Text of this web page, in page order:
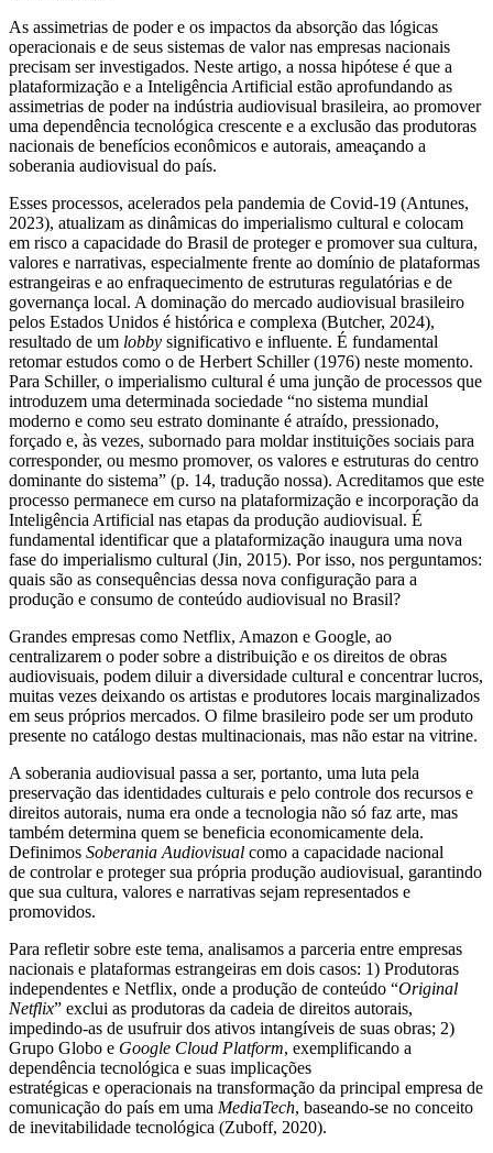
As assimetrias de poder e os impactos da absorção das lógicas
operacionais e de seus sistemas de valor nas empresas nacionais
precisam ser investigados. Neste artigo, a nossa hipótese é que a
plataformização e a Inteligência Artificial estão aprofundando as
assimetrias de poder na indústria audiovisual brasileira, ao promover
uma dependência tecnológica crescente e a exclusão das produtoras
nacionais de benefícios econômicos e autorais, ameaçando a
soberania audiovisual do país.
Esses processos, acelerados pela pandemia de Covid-19 (Antunes,
2023), atualizam as dinâmicas do imperialismo cultural e colocam
em risco a capacidade do Brasil de proteger e promover sua cultura,
valores e narrativas, especialmente frente ao domínio de plataformas
estrangeiras e ao enfraquecimento de estruturas regulatórias e de
governança local. A dominação do mercado audiovisual brasileiro
pelos Estados Unidos é histórica e complexa (Butcher, 2024),
resultado de um lobby significativo e influente. É fundamental
retomar estudos como o de Herbert Schiller (1976) neste momento.
Para Schiller, o imperialismo cultural é uma junção de processos que
introduzem uma determinada sociedade “no sistema mundial
moderno e como seu estrato dominante é atraído, pressionado,
forçado e, às vezes, subornado para moldar instituições sociais para
corresponder, ou mesmo promover, os valores e estruturas do centro
dominante do sistema” (p. 14, tradução nossa). Acreditamos que este
processo permanece em curso na plataformização e incorporação da
Inteligência Artificial nas etapas da produção audiovisual. É
fundamental identificar que a plataformização inaugura uma nova
fase do imperialismo cultural (Jin, 2015). Por isso, nos perguntamos:
quais são as consequências dessa nova configuração para a
produção e consumo de conteúdo audiovisual no Brasil?
Grandes empresas como Netflix, Amazon e Google, ao
centralizarem o poder sobre a distribuição e os direitos de obras
audiovisuais, podem diluir a diversidade cultural e concentrar lucros,
muitas vezes deixando os artistas e produtores locais marginalizados
em seus próprios mercados. O filme brasileiro pode ser um produto
presente no catálogo destas multinacionais, mas não estar na vitrine.
A soberania audiovisual passa a ser, portanto, uma luta pela
preservação das identidades culturais e pelo controle dos recursos e
direitos autorais, numa era onde a tecnologia não só faz arte, mas
também determina quem se beneficia economicamente dela.
Definimos Soberania Audiovisual como a capacidade nacional
de controlar e proteger sua própria produção audiovisual, garantindo
que sua cultura, valores e narrativas sejam representados e
promovidos.
Para refletir sobre este tema, analisamos a parceria entre empresas
nacionais e plataformas estrangeiras em dois casos: 1) Produtoras
independentes e Netflix, onde a produção de conteúdo “Original
Netflix” exclui as produtoras da cadeia de direitos autorais,
impedindo-as de usufruir dos ativos intangíveis de suas obras; 2)
Grupo Globo e Google Cloud Platform, exemplificando a
dependência tecnológica e suas implicações
estratégicas e operacionais na transformação da principal empresa de
comunicação do país em uma MediaTech, baseando-se no conceito
de inevitabilidade tecnológica (Zuboff, 2020).